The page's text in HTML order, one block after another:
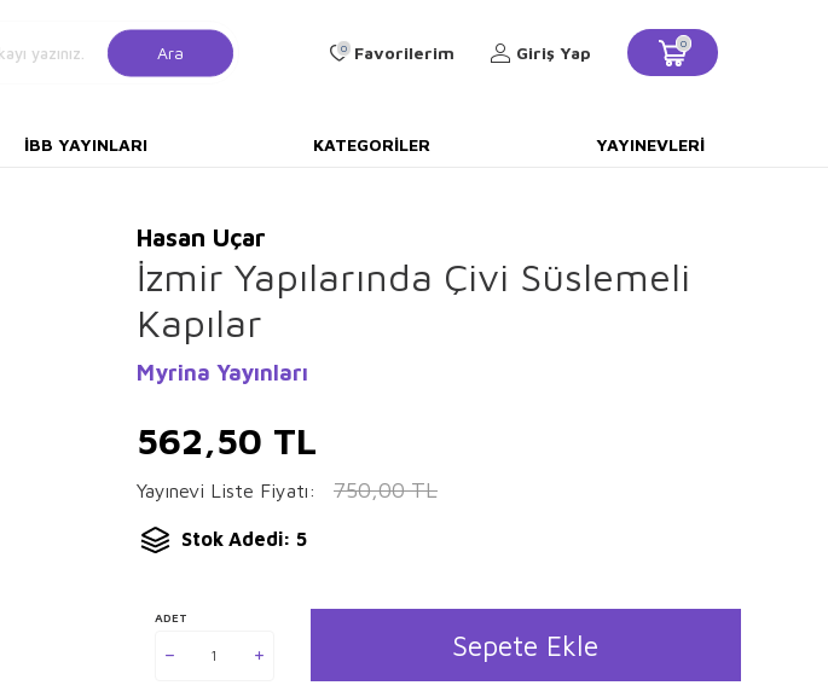
Ara 0 Favorilerim Giriş Yap 0
İBB YAYINLARI KATEGORILER YAYINEVLERI
Hasan Uçar
İzmir Yapılarında Çivi Süslemeli
Kapılar
Myrina Yayınları
562,50 TL
Yayınevi Liste Fiyatı: 750,00TL
Stok Adedi: 5
ADET
Sepete Ekle